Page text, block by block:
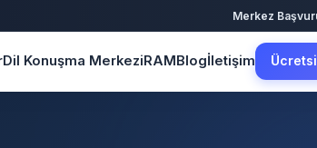
Merkez
Dil Konuşma MerkeziRAMBlogİletişim